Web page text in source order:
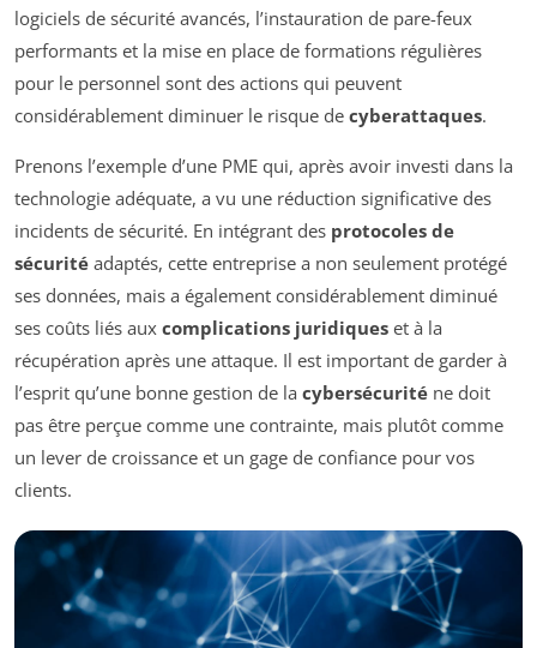
logiciels de sécurité avancés, l’instauration de pare-feux
performants et la mise en place de formations régulières
pour le personnel sont des actions qui peuvent
considérablement diminuer le risque de cyberattaques.
Prenons l’exemple d’une PME qui, après avoir investi dans la
technologie adéquate, a vu une réduction significative des
incidents de sécurité. En intégrant des protocoles de
sécurité adaptés, cette entreprise a non seulement protégé
ses données, mais a également considérablement diminué
ses coûts liés aux complications juridiques et à la
récupération après une attaque. Il est important de garder à
l’esprit qu’une bonne gestion de la cybersécurité ne doit
pas être perçue comme une contrainte, mais plutôt comme
un lever de croissance et un gage de confiance pour vos
clients.